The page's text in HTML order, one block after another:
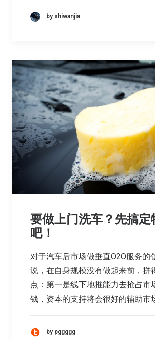
by shiwanjia
要做上门洗车？先搞定
吧！
对于汽车后市场做垂直O2O服务的
说，在自身规模没有做起来前，拼
点：第一是线下地推能力去抢占市
钱，资本的支持将会很好的辅助市
by pggggg